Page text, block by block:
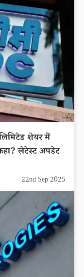
शेयर में
लेटेस्ट अपडेट
22nd Sep 2025